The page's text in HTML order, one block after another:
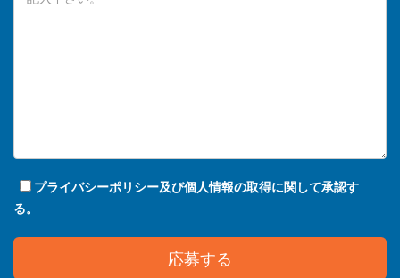
プライバシーポリシー及び個人情報の取得に関して承認す
る。